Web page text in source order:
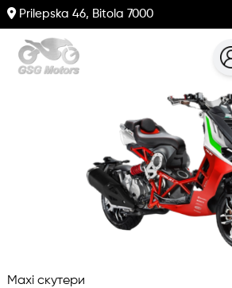
Prilepska 46, Bitola 7000
Maxi скутери